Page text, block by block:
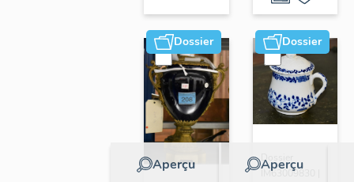
Dossier
Aperçu
Dossier
Aperçu
Dossier
IM63009830 |